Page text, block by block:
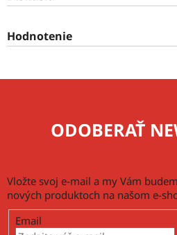
Hodnotenie
ODOBERAŤ
Vložte svoj e-mail a my Vám
nových produktoch na našom e-
Email